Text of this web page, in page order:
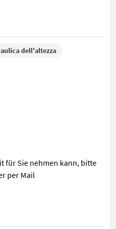
dell'altezza
für Sie nehmen kann, bitte
per Mail
- hydraulische